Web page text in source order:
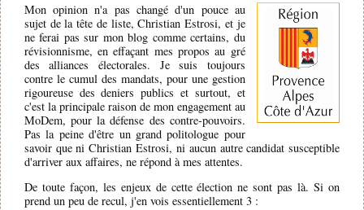
Mon opinion n'a pas changé d'un pouce au
sujet de la tête de liste, Christian Estrosi, et je
ne ferai pas sur mon blog comme certains, du
révisionnisme, en effaçant mes propos au gré
des alliances électorales. Je suis toujours
contre le cumul des mandats, pour une gestion
rigoureuse des deniers publics et surtout, et
c'est la principale raison de mon engagement au
MoDem, pour la défense des contre-pouvoirs.
Pas la peine d'être un grand politologue pour
savoir que ni Christian Estrosi, ni aucun autre candidat susceptible
d'arriver aux affaires, ne répond à mes attentes.
De toute façon, les enjeux de cette élection ne sont pas là. Si on
prend un peu de recul, j'en vois essentiellement 3 :